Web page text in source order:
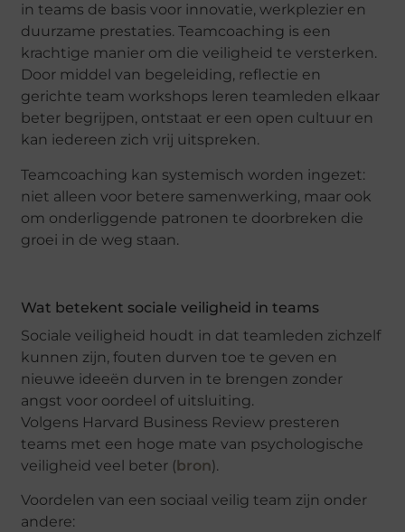
in teams de basis voor innovatie, werkplezier en
duurzame prestaties. Teamcoaching is een
krachtige manier om die veiligheid te versterken.
Door middel van begeleiding, reflectie en
gerichte team workshops leren teamleden elkaar
beter begrijpen, ontstaat er een open cultuur en
kan iedereen zich vrij uitspreken.
Teamcoaching kan systemisch worden ingezet:
niet alleen voor betere samenwerking, maar ook
om onderliggende patronen te doorbreken die
groei in de weg staan.
Wat betekent sociale veiligheid in teams
Sociale veiligheid houdt in dat teamleden zichzelf
kunnen zijn, fouten durven toe te geven en
nieuwe ideeën durven in te brengen zonder
angst voor oordeel of uitsluiting.
Volgens Harvard Business Review presteren
teams met een hoge mate van psychologische
veiligheid veel beter (bron).
Voordelen van een sociaal veilig team zijn onder
andere: